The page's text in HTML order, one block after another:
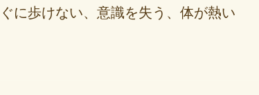
に歩けない、意識を失う、体が熱い